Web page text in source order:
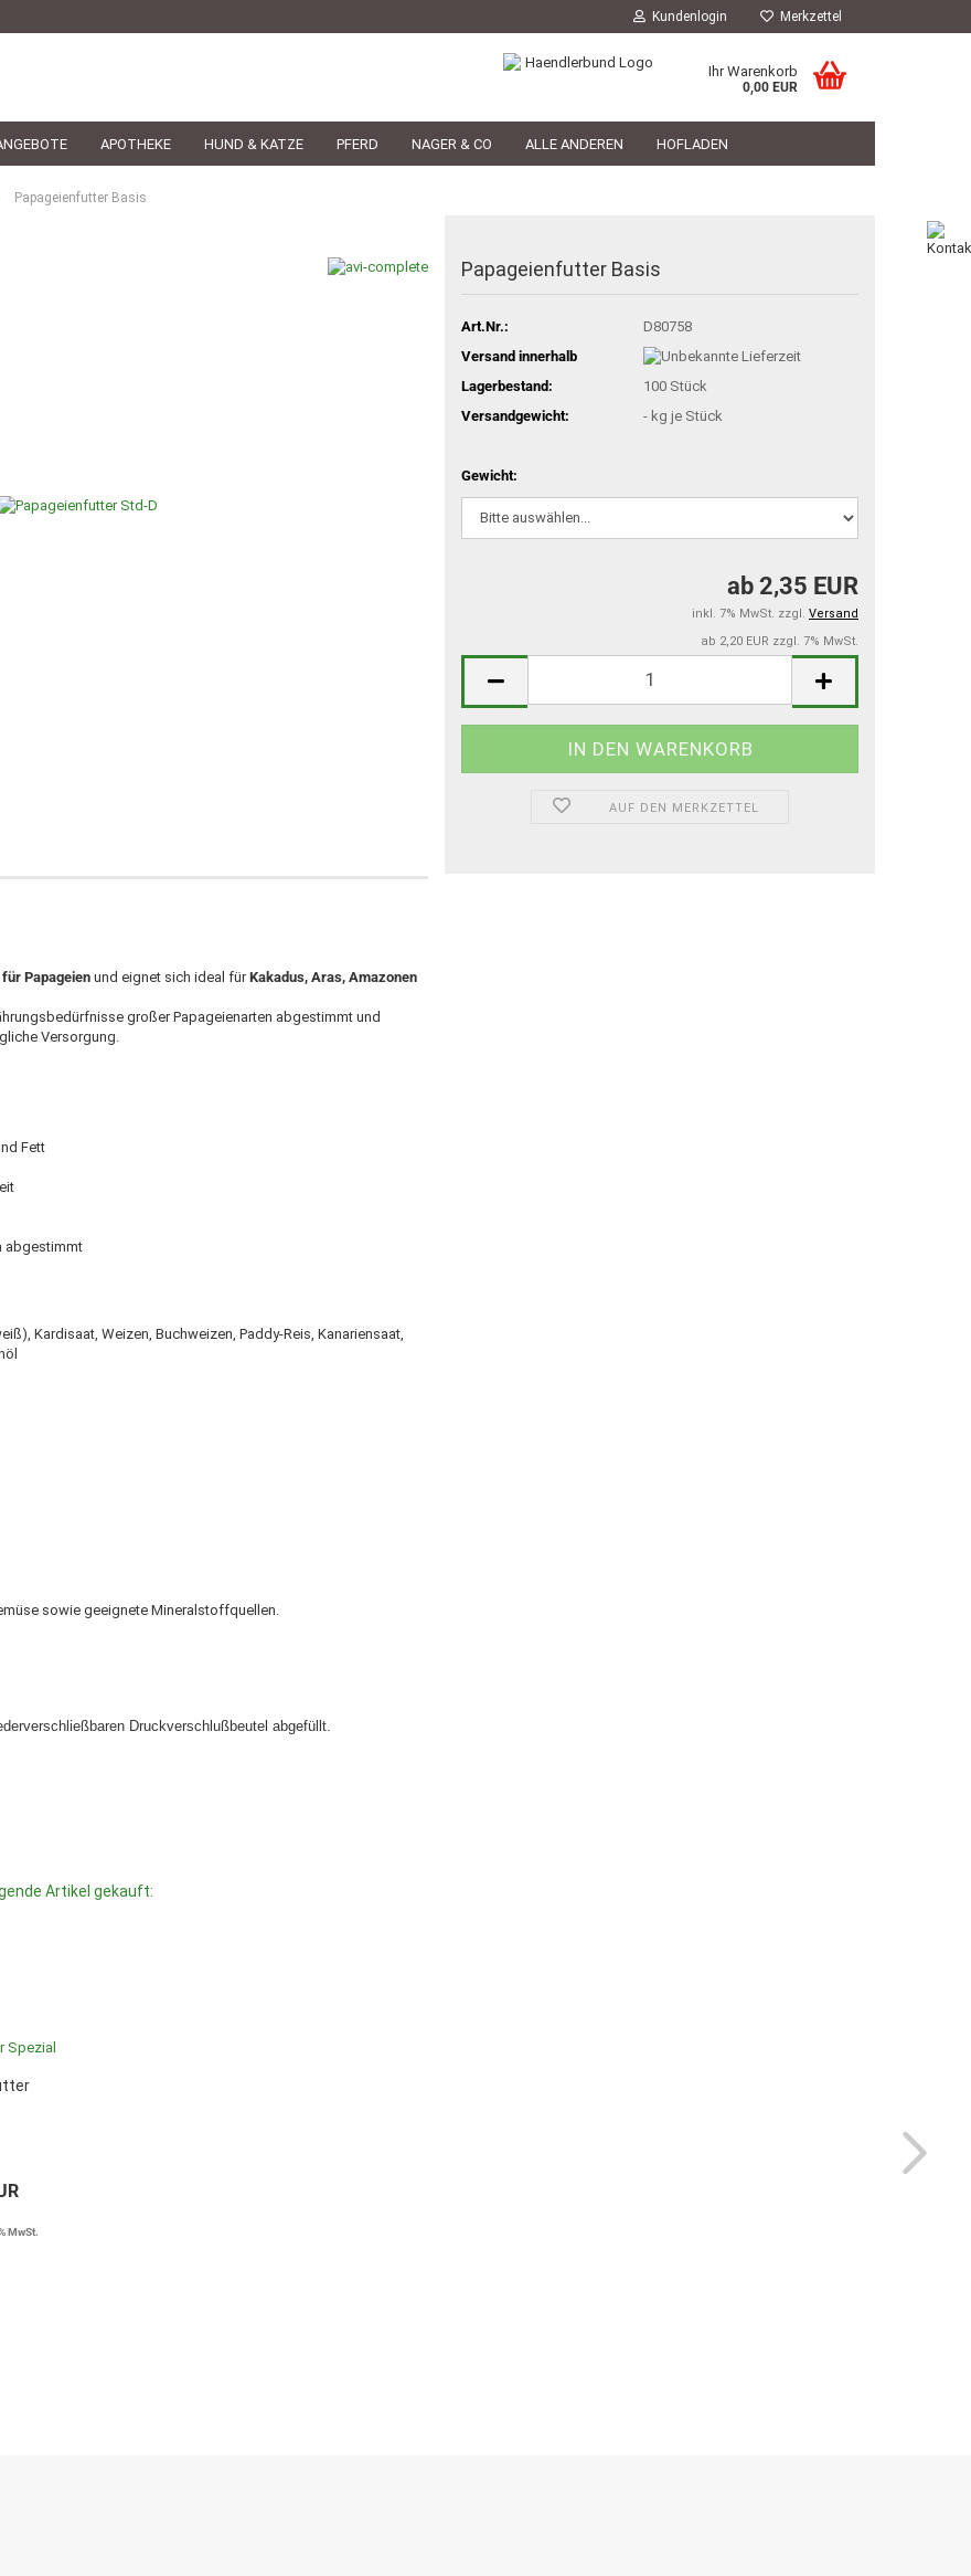
Kundenlogin Merkzettel
Ihr Warenkorb
0,00 EUR
APOTHEKE HUND & KATZE PFERD NAGER & CO ALLE ANDEREN HOFLADEN
Papageienfutter Basis
Papageienfutter Basis
Art.Nr.:
D80758
Versand innerhalb
Lagerbestand:
100 Stück
Versandgewicht:
- kg je Stück
Gewicht:
ab 2,35 EUR
inkl. 7% MwSt. zzgl. Versand
ab 2,20 EUR zzgl. 7% MwSt.
AUF DEN MERKZETTEL
Papageien und eignet sich ideal fürKakadus, Aras, Amazonen
großer Papageienarten abgestimmt und
Versorgung.
Fett
abgestimmt
Kardisaat, Weizen, Buchweizen, Paddy-Reis, Kanariensaat,
sowie geeignete Mineralstoffquellen.
Druckverschlußbeutel abgefüllt.
Artikel gekauft:
MwSt.